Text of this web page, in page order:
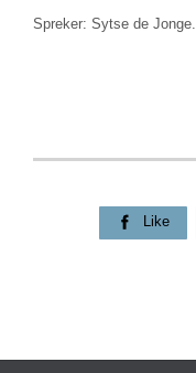
Spreker: Sytse de Jonge.
 Like